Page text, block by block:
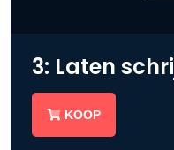
3: Laten
KOOP